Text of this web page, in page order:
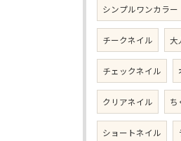
シンプルワンカラー
チークネイル 大
チェックネイル
クリアネイル ち
ショートネイル